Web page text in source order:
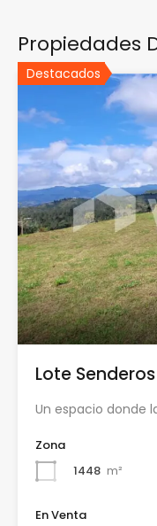
Propiedades
Destacados
Lote
Un espacio donde
Zona
1448 m²
En Venta